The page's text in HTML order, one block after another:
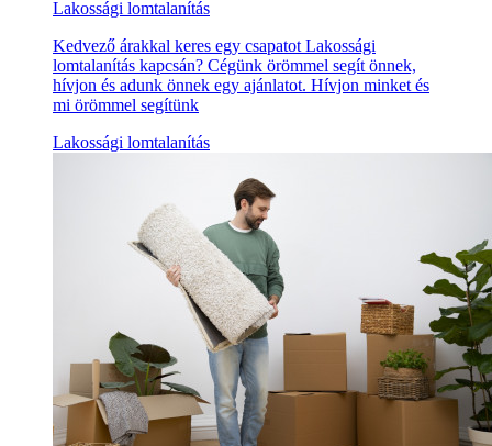
Lakossági lomtalanítás
Kedvező árakkal keres egy csapatot Lakossági
lomtalanítás kapcsán? Cégünk örömmel segít önnek,
hívjon és adunk önnek egy ajánlatot. Hívjon minket és
mi örömmel segítünk
Lakossági lomtalanítás